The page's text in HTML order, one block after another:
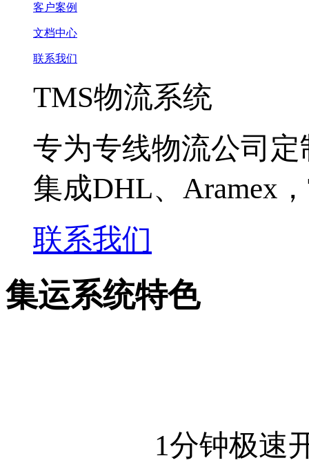
客户案例
文档中心
联系我们
TMS物流系统
专为专线物流公司定
集成DHL、Aramex
联系我们
集运系统特色
1分钟极速